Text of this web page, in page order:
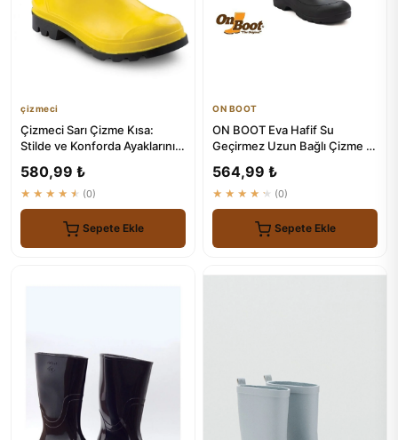
çizmeci
Çizmeci Sarı Çizme Kısa:
Stilde ve Konforda Ayaklarınızı
580,99 ₺
★★★★★ (0)
Sepete Ekle
ON BOOT
ON BOOT Eva Hafif Su
Geçirmez Uzun Bağlı Çizme -
564,99 ₺
★★★★★ (0)
Sepete Ekle